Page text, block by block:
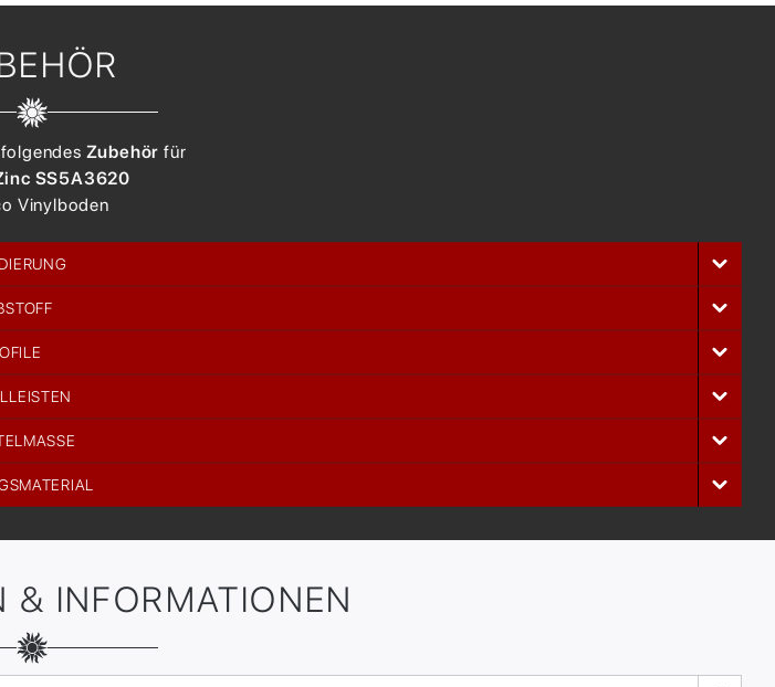
Zubehör für
SS5A3620
Vinylboden
& INFORMATIONEN